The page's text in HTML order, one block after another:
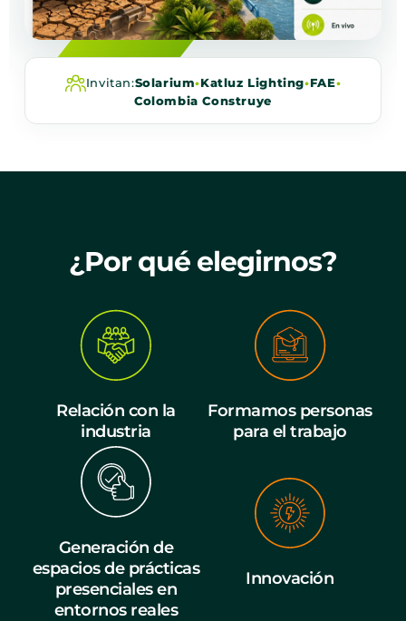
Invitan:Solarium•Katluz Lighting•FAE•
Colombia Construye
¿Por qué elegirnos?
Relación con la
industria
Formamos personas
para el trabajo
Generación de
espacios de prácticas
presenciales en
entornos reales
Innovación